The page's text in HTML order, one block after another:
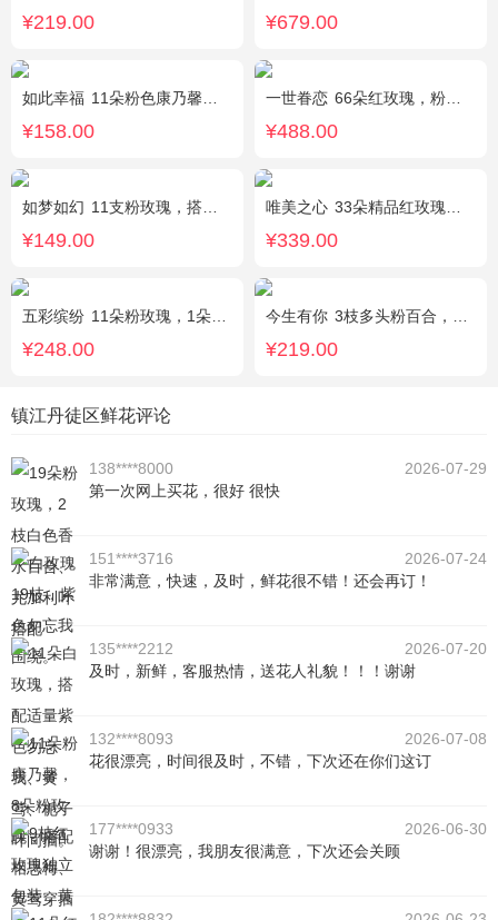
¥219.00 ¥679.00
如此幸福 11朵粉色康乃馨，黄莺、满天星搭配。
¥158.00
一世眷恋 66朵红玫瑰，粉色石竹梅外围丰满围边，黑色丝带搭配
¥488.00
如梦如幻 11支粉玫瑰，搭配红豆点缀。
¥149.00
唯美之心 33朵精品红玫瑰，搭配适量相思梅。
¥339.00
五彩缤纷 11朵粉玫瑰，1朵粉绣球，白色乒乓菊，桔梗、绿叶搭配
¥248.00
今生有你 3枝多头粉百合，5枝红玫瑰，点缀情人草叶材作成精美的 花瓶花插
¥219.00
镇江丹徒区鲜花评论
138****8000
2026-07-29
第一次网上买花，很好 很快
151****3716
2026-07-24
非常满意，快速，及时，鲜花很不错！还会再订！
135****2212
2026-07-20
及时，新鲜，客服热情，送花人礼貌！！！谢谢
132****8093
2026-07-08
花很漂亮，时间很及时，不错，下次还在你们这订
177****0933
2026-06-30
谢谢！很漂亮，我朋友很满意，下次还会关顾